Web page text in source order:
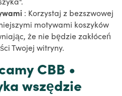
: Korzystaj z bezszwowej
motywami koszyków
że nie będzie zakłóceń
Twojej witryny.
CBB •
wszędzie